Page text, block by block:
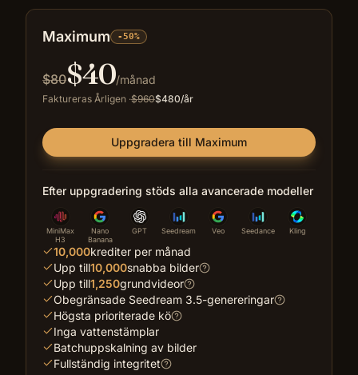
Maximum -50%
$80$40/månad
Faktureras Årligen ·$960$480/år
Uppgradera till Maximum
Efter uppgradering stöds alla avancerade modeller
MiniMax
H3
Nano
Banana
GPT Seedream Veo Seedance Kling
10,000krediter per månad
Upp till10,000snabba bilder
Upp till1,250grundvideor
Obegränsade Seedream 3.5-genereringar
Högsta prioriterade kö
Inga vattenstämplar
Batchuppskalning av bilder
Fullständig integritet